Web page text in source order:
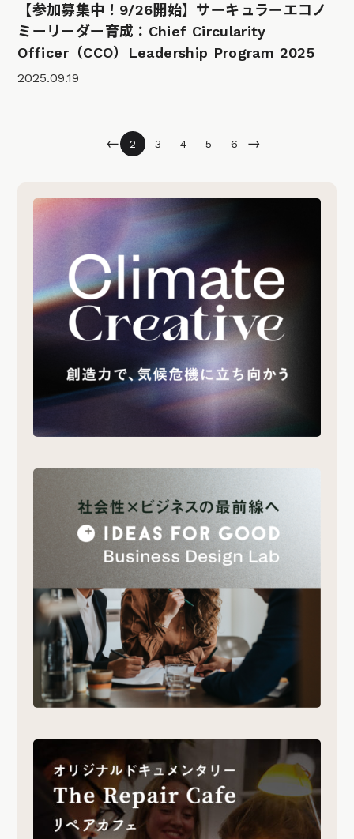
【参加募集中！9/26開始】サーキュラーエコノ
ミーリーダー育成：Chief Circularity
Officer（CCO）Leadership Program 2025
2025.09.19
← 2 3 4 5 6 →